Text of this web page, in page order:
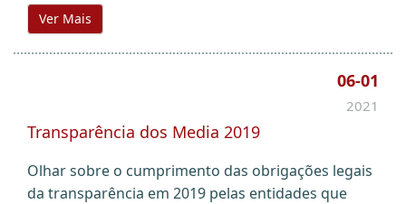
Ver Mais
06-01
2021
Transparência dos Media 2019
Olhar sobre o cumprimento das obrigações legais
da transparência em 2019 pelas entidades que